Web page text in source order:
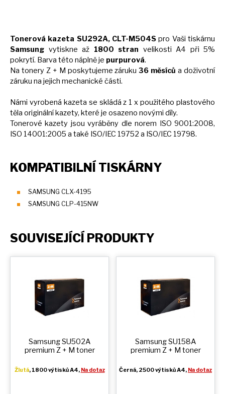
Tonerová kazeta SU292A, CLT-M504S pro Vaši tiskárnu
Samsung vytiskne až 1800 stran velikosti A4 při 5%
pokrytí. Barva této náplněje purpurová.
Na tonery Z + M poskytujeme záruku36 měsíců adoživotní
záruku na jejich mechanické části.
Námi vyrobená kazeta se skládá z 1xpoužitého plastového
těla originální kazety, které je osazeno novými díly.
Tonerové kazety jsou vyráběny dle norem ISO 9001:2008,
ISO 14001:2005 a také ISO/IEC 19752 a ISO/IEC 19798.
KOMPATIBILNÍ TISKÁRNY
SAMSUNG CLX-4195
SAMSUNG CLP-415NW
SOUVISEJÍCÍ PRODUKTY
Samsung SU502A
premium Z + M toner
Žlutá, 1800 výtisků A4, Na dotaz
Samsung SU158A
premium Z + M toner
Černá, 2500 výtisků A4, Na dotaz